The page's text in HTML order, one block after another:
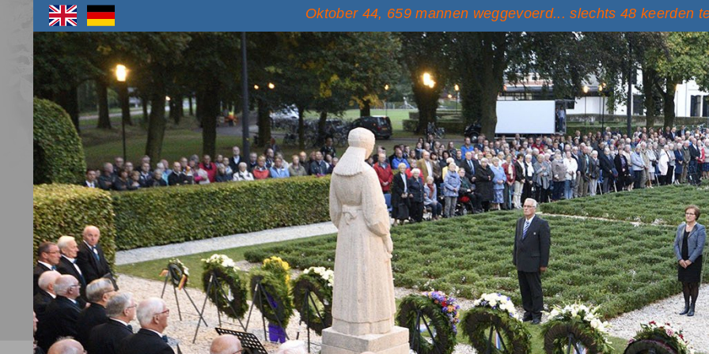
Oktober 44, 659 mannen weggevoerd... slechts 48 keerden